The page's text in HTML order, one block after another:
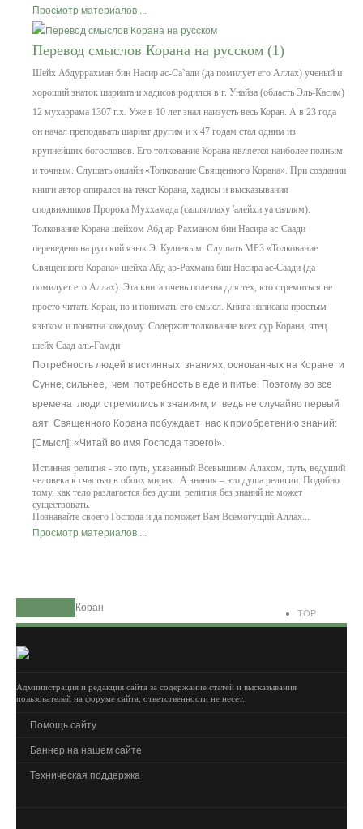
Просмотр материалов ...
Перевод смыслов Корана на русском (1)
Шейх Абдуррахман бин Насир ас-Са`ади (да помилует его Аллах) ученый и
хороший знаток шариата и хадисов родился в г. Унайза (область Эль-Касим)
12 мухаррама 1307 г.х. Уже в 10 лет знал наизусть весь Коран. А в 23 года
он начал преподавать шариат другим и к 47 годам стал одним из
крупнейших богословов. Его толкование Корана является наиболее полным
и точным. Слушать онлайн «Толкование Священного Корана». При создании
книги автор опирался на текст Корана, хадисы и высказывания
сподвижников Пророка Муххамада (салляллаху 'алейхи уа саллям).
Толкование Корана шейхом Абд ар-Рахманом бин Насира ас-Саади
переведено на русский язык Э. Кулиевым. Слушать MP3 «Толкование
Священного Корана» шейха Абд ар-Рахмана бин Насира ас-Саади (да
помилует его Аллах). Эта книга очень полезна для тех, кто стремиться не
просто читать Коран, но и понимать его смысл. Книга написана простым
языком и понятна каждому. Содержит толкование всех сур Корана, чтец
шейх Саад аль-Гамди
Потребность людей в истинных знаниях, основанных на Коране и
Сунне, сильнее, чем потребность в еде и питье. Поэтому во все
времена люди стремились к знаниям, и ведь не случайно первый
аят Священного Корана побуждает нас к приобретению знаний:
[Смысл]: «Читай во имя Господа твоего!».
Истинная религия - это путь, указанный Всевышним Алахом, путь, ведущий
человека к счастью в обоих мирах. А знания – это душа религии. Подобно
тому, как тело разлагается без души, религия без знаний не может
существовать.
Познавайте своего Господа и да поможет Вам Всемогущий Аллах...
Просмотр материалов ...
Коран TOP
Администрация и редакция сайта за содержание статей и высказывания
пользователей на форуме сайта, ответственности не несет.
Помощь сайту
Баннер на нашем сайте
Техническая поддержка